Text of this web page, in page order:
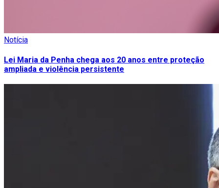
Notícia
Lei Maria da Penha chega aos 20 anos entre proteção
ampliada e violência persistente